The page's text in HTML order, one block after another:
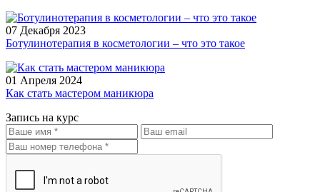
07 Декабря 2023
Ботулинотерапия в косметологии – что это такое
01 Апреля 2024
Как стать мастером маникюра
Запись на курс